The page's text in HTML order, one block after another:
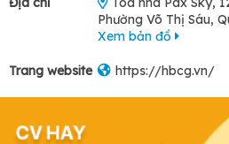
Phường Võ Thị Sáu,
Xem bản đồ
Trang website https://hbcg.vn/